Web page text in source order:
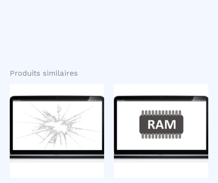
Produits similaires